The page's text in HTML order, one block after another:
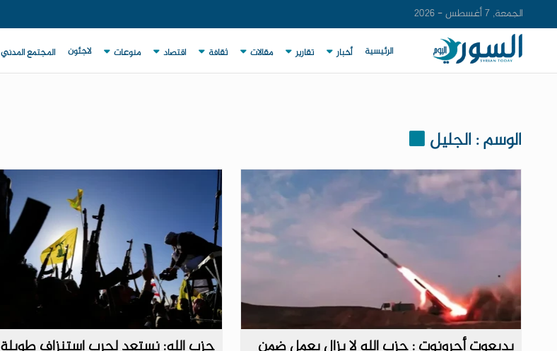
الجمعة, 7 أغسطس - 2026
الرئيسية أخبار تقارير مقالات ثقافة اقتصاد منوعات لاجئون المجتمع المدني
الوسم : الجليل